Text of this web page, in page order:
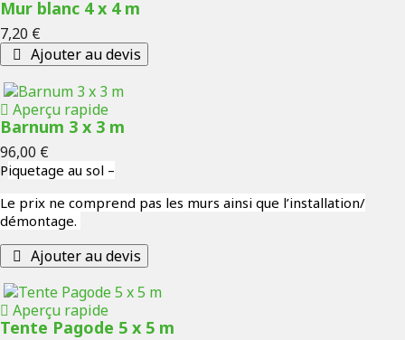
Mur blanc 4 x 4 m
Prix
7,20 €
Ajouter au devis
Aperçu rapide
Barnum 3 x 3 m
Prix
96,00 €
Piquetage au sol –
Le prix ne comprend pas les murs ainsi que l’installation/
démontage.
Ajouter au devis
Aperçu rapide
Tente Pagode 5 x 5 m